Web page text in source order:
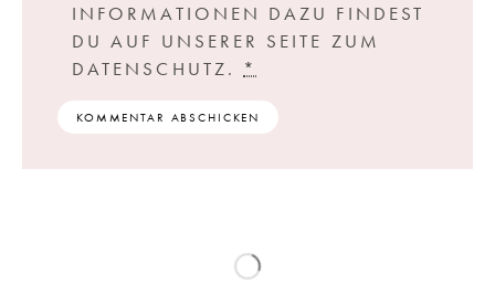
INFORMATIONEN DAZU FINDEST
DU AUF UNSERER SEITE ZUM
DATENSCHUTZ. *